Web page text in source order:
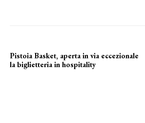
Pistoia Basket, aperta in via eccezionale
la biglietteria in hospitality